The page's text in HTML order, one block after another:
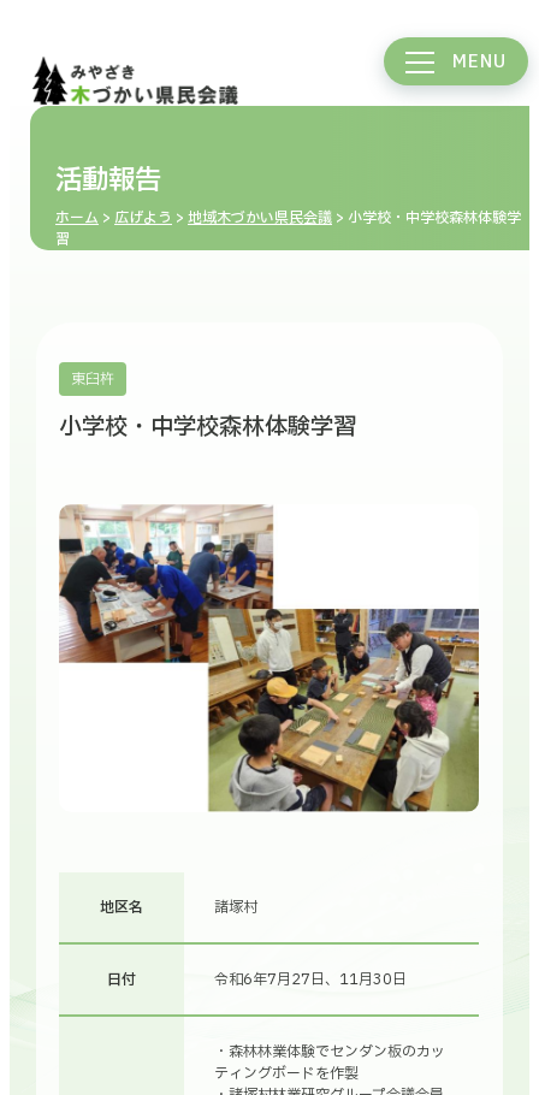
MENU
活動報告
ホーム > 広げよう >地域木づかい県民会議 > 小学校・中学校森林体験学
習
東臼杵
小学校・中学校森林体験学習
地区名 諸塚村
日付 令和6年7月27日、11月30日
・森林林業体験でセンダン板のカッ
ティングボードを作製